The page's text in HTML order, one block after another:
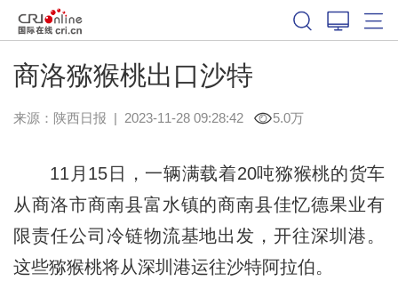
商洛猕猴桃出口沙特
来源： 陕西日报 | 2023-11-28 09:28:42 5.0万
11月15日，一辆满载着20吨猕猴桃的货车
从商洛市商南县富水镇的商南县佳忆德果业有
限责任公司冷链物流基地出发，开往深圳港。
这些猕猴桃将从深圳港运往沙特阿拉伯。